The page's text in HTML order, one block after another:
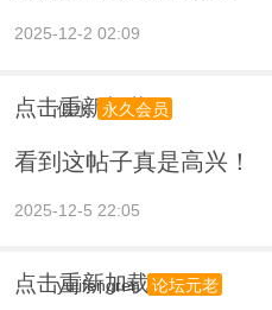
2025-12-2 02:09
点击重新加载
似水 永久会员
看到这帖子真是高兴！
2025-12-5 22:05
点击重新加载
yujifengren 论坛元老